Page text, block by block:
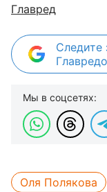
Главред
Следите
Мы в соцсетях:
Оля Полякова